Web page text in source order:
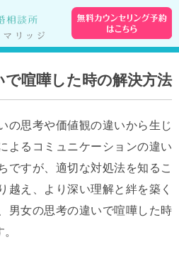
喧嘩した時の解決方法
の思考や価値観の違いから生じ
よるコミュニケーションの違い
ですが、適切な対処法を知るこ
越え、より深い理解と絆を築く
男女の思考の違いで喧嘩した時